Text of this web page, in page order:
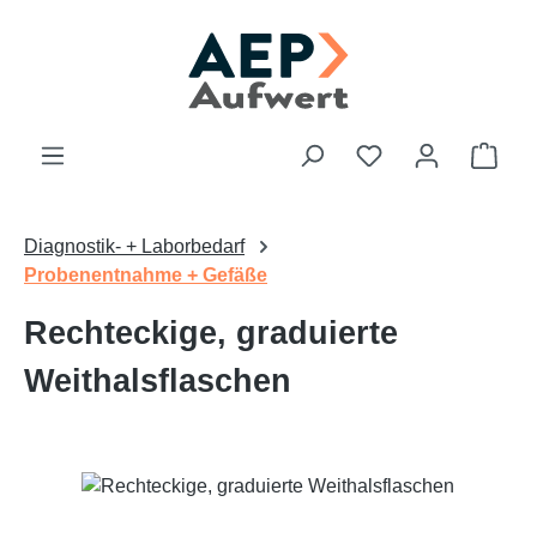
Du hast 0
Diagnostik- + Laborbedarf
Probenentnahme + Gefäße
Rechteckige, graduierte
Weithalsflaschen
Bildergalerie überspringen